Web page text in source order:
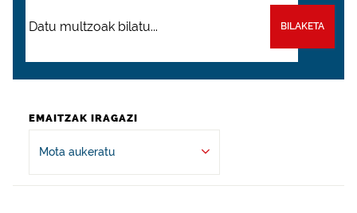
BILAKETA
EMAITZAK IRAGAZI
Mota aukeratu